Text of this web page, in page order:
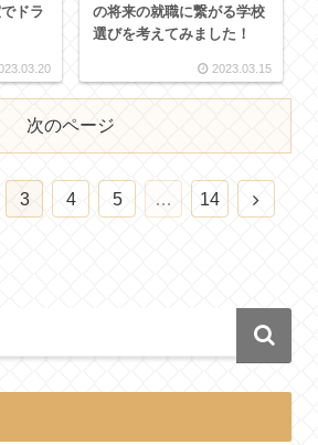
ドラ
の将来の就職に繋がる学校
選びを考えてみました！
2023.03.15
次のページ
3 4 5 … 14